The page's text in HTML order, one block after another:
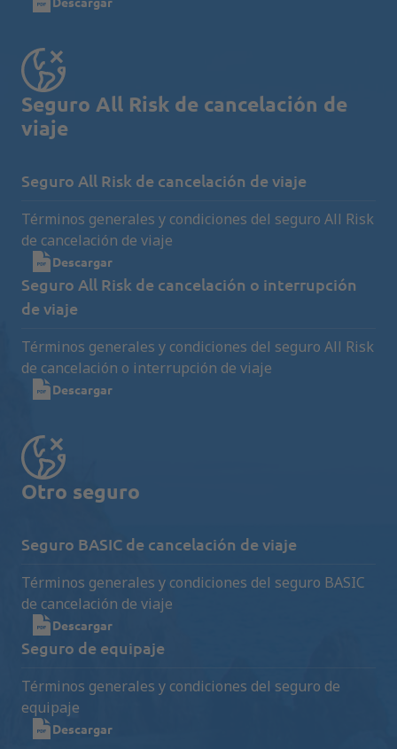
Seguro All Risk de cancelación de
viaje
Seguro All Risk de cancelación de viaje
Términos generales y condiciones del seguro All Risk
de cancelación de viaje
Descargar
Seguro All Risk de cancelación o interrupción
de viaje
Términos generales y condiciones del seguro All Risk
de cancelación o interrupción de viaje
Descargar
Otro seguro
Seguro BASIC de cancelación de viaje
Términos generales y condiciones del seguro BASIC
de cancelación de viaje
Descargar
Seguro de equipaje
Términos generales y condiciones del seguro de
equipaje
Descargar